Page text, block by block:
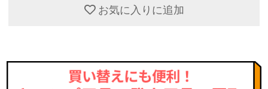
お気に入りに追加